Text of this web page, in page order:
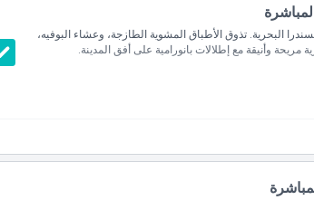
البحرية. تذوق الأطباق المشوية الطازجة، وعشاء البوفيه،
مريحة وأنيقة مع إطلالات بانورامية على أفق المدينة.